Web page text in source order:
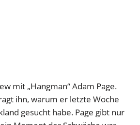
mit „Hangman“ Adam Page.
ihn, warum er letzte Woche
gesucht habe. Page gibt nur